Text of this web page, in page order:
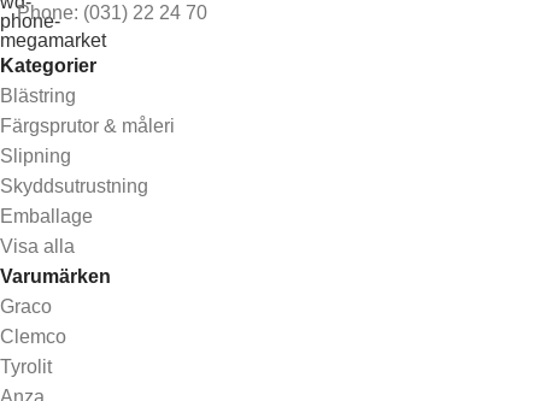
Phone: (031) 22 24 70
Kategorier
Blästring
Färgsprutor & måleri
Slipning
Skyddsutrustning
Emballage
Visa alla
Varumärken
Graco
Clemco
Tyrolit
Anza